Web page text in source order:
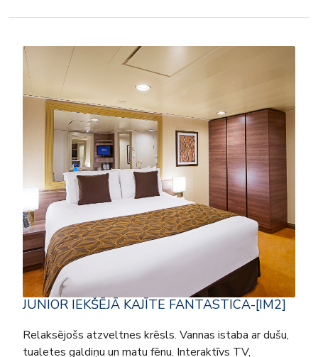
JUNIOR IEKŠĒJĀ KAJĪTE FANTASTICA-[IM2]
Relaksējošs atzveltnes krēsls. Vannas istaba ar dušu,
tualetes galdiņu un matu fēnu. Interaktīvs TV,